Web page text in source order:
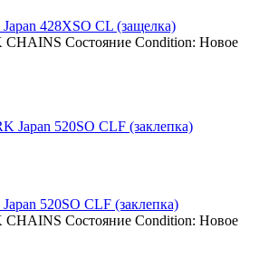
428XSO CL (защелка)
CHAINS Состояние Condition: Новое
520SO CLF (заклепка)
CHAINS Состояние Condition: Новое